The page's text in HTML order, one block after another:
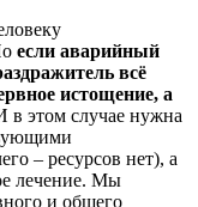
если аварийный
всё
истощение, а
в этом случае нужна
– ресурсов нет), а
лечение. Мы
и общего